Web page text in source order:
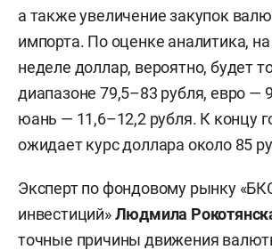
а также увеличение закупок
импорта. По оценке аналитика,
неделе доллар, вероятно, будет
диапазоне 79,5–83 рубля, евро —
юань — 11,6–12,2 рубля. К концу
ожидает курс доллара около 85
Эксперт по фондовому рынку
инвестиций»Людмила
точные причины движения